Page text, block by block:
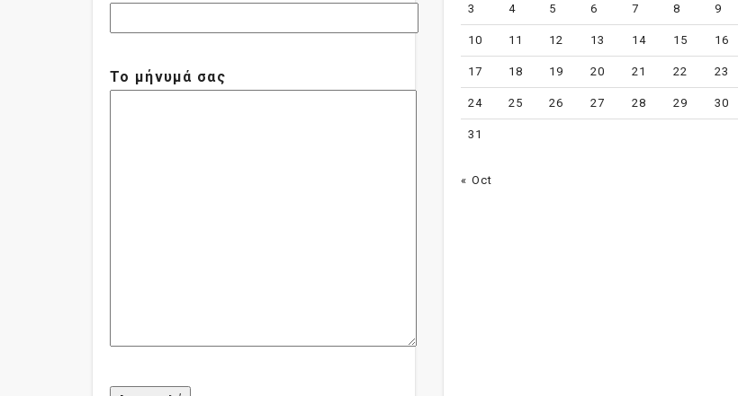
Το μήνυμά σας
3 4 5 6 7 8 9
10 11 12 13 14 15 16
17 18 19 20 21 22 23
24 25 26 27 28 29 30
31
« Oct